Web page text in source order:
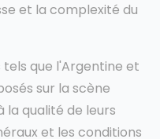
et la complexité du
tels que l'Argentine et
sur la scène
qualité de leurs
et les conditions